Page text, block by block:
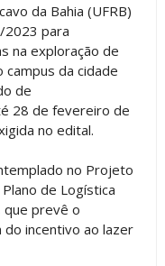
da Bahia (UFRB)
2023 para
na exploração de
campus da cidade
de
28 de fevereiro de
no edital.
no Projeto
de Logística
que prevê o
do incentivo ao lazer